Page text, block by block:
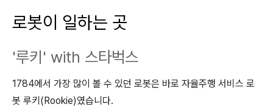
로봇이 일하는 곳
'루키' with 스타벅스
1784에서 가장 많이 볼 수 있던 로봇은 바로 자율주행 서비스 로
봇 루키(Rookie)였습니다.